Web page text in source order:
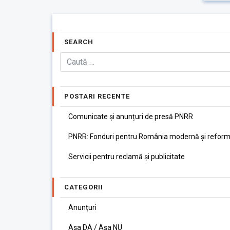
SEARCH
POSTARI RECENTE
Comunicate și anunțuri de presă PNRR
PNRR: Fonduri pentru România modernă și
Servicii pentru reclamă și publicitate
CATEGORII
Anunțuri
Așa DA / Așa NU